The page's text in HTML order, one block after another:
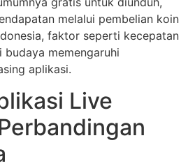
melalui pembelian koin
faktor seperti kecepatan
memengaruhi
aplikasi.
Live